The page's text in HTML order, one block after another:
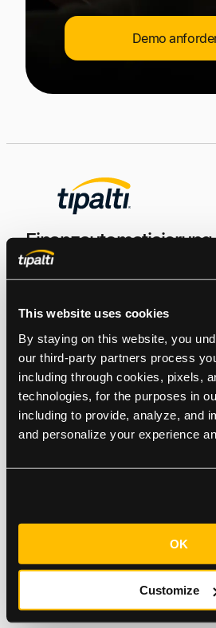
This website uses cookies
By staying on this website, you
our third-party partners process
including through cookies, pixels,
technologies, for the purposes in
including to provide, analyze, and
and personalize your experience
OK
Customize
Demo
Lage versetzt, die
Jetzt Starten
Einloggen
Support kontaktieren
contact@tipalti.com
Supportanfrage stellen